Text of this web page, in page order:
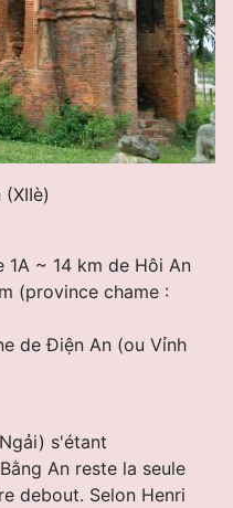
1A ~ 14 km de Hôi An
(province chame :
de Ðiện An (ou Vỉnh
s'étant
An reste la seule
debout. Selon Henri